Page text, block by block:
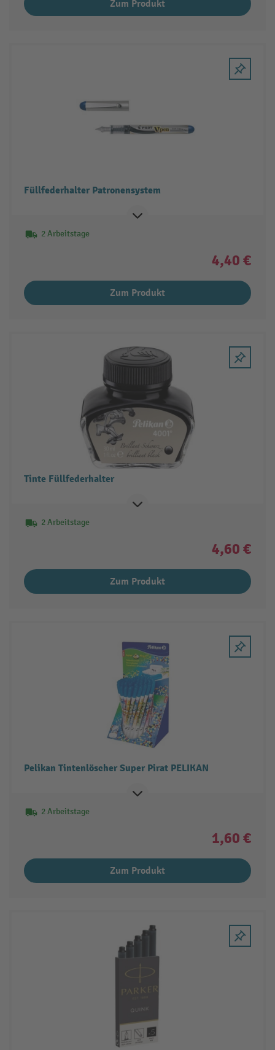
Zum Produkt
Füllfederhalter Patronensystem
2 Arbeitstage
4,40 €
Zum Produkt
Tinte Füllfederhalter
2 Arbeitstage
4,60 €
Zum Produkt
Pelikan Tintenlöscher Super Pirat PELIKAN
2 Arbeitstage
1,60 €
Zum Produkt